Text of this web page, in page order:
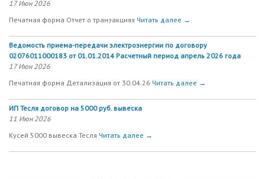
17 Июн 2026
Печатная форма Отчет о транзакциях Читать далее →
Ведомость приема-передачи электроэнергии по договору
02076011000183 от 01.01.2014 Расчетный период апрель 2026 года
17 Июн 2026
Печатная форма Детализация от 30.04.26 Читать далее →
ИП Тесля договор на 5000 руб. вывеска
11 Июн 2026
Кусей 5000 вывеска Тесля Читать далее →